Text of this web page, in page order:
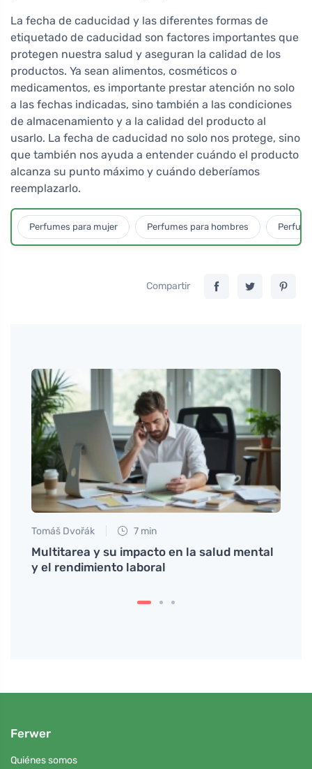
La fecha de caducidad y las diferentes formas de
etiquetado de caducidad son factores importantes que
protegen nuestra salud y aseguran la calidad de los
productos. Ya sean alimentos, cosméticos o
medicamentos, es importante prestar atención no solo
a las fechas indicadas, sino también a las condiciones
de almacenamiento y a la calidad del producto al
usarlo. La fecha de caducidad no solo nos protege, sino
que también nos ayuda a entender cuándo el producto
alcanza su punto máximo y cuándo deberíamos
reemplazarlo.
Perfumes para mujer Perfumes para hombres
Compartir
Tomáš Dvořák 7 min
Multitarea y su impacto en la salud mental
y el rendimiento laboral
Ferwer
Quiénes somos